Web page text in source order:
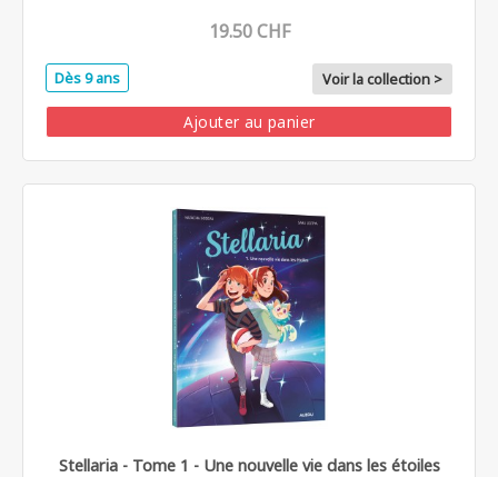
19.50 CHF
Dès 9 ans Voir la collection >
Ajouter au panier
Stellaria - Tome 1 - Une nouvelle vie dans les étoiles